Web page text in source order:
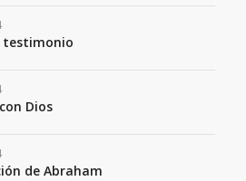
testimonio
Dios
de Abraham